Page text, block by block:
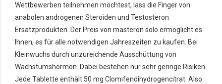
Wettbewerben teilnehmen möchtest, lass die Finger von
anabolen androgenen Steroiden und Testosteron
Ersatzprodukten. Der Preis von masteron solo ermöglicht es
Ihnen, es für alle notwendigen Jahreszeiten zu kaufen. Bei
Kleinwuchs durch unzureichende Ausschüttung von
Wachstumshormon. Dabei bestehen nur sehr geringe Risiken.
Jede Tablette enthält 50 mg Clomifendihydrogencitrat. Also